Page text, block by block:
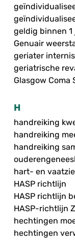
geldig binnen 1
Genuair
geriater
geriatrische
Glasgow Coma
H
handreiking
handreiking
handreiking
hart- en
HASP richtlijn
HASP richtlijn
HASP-richtlijn
hechtingen
hechtingen